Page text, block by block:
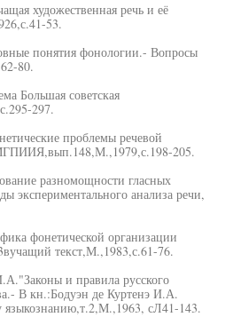
художественная речь и её
53.
понятия фонологии.- Вопросы
80.
Большая советская
297.
проблемы речевой
205.
разномощности гласных
экспериментального анализа речи,
фонетической организации
текст,М.,1983,с.61-76.
и правила русского
В кн.:Бодуэн де Куртенэ И.А.
сЛ41-143.